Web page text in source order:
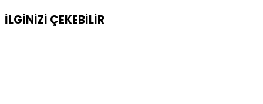
İLGİNİZİ ÇEKEBİLİR